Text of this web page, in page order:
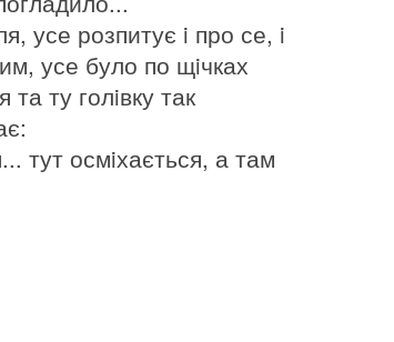
усе розпитує i про се, i
усе було по щiчках
ту голiвку так
тут осмiхається, а там